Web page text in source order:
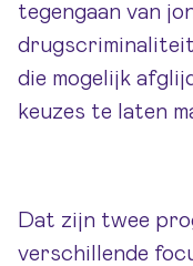
tegengaan van
die mogelijk
keuzes te laten
Dat zijn twee
verschillende